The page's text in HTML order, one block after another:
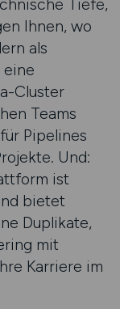
Tiefe,
Ihnen, wo
als
Cluster
Teams
Pipelines
Und:
ist
bietet
Duplikate,
mit
Karriere im